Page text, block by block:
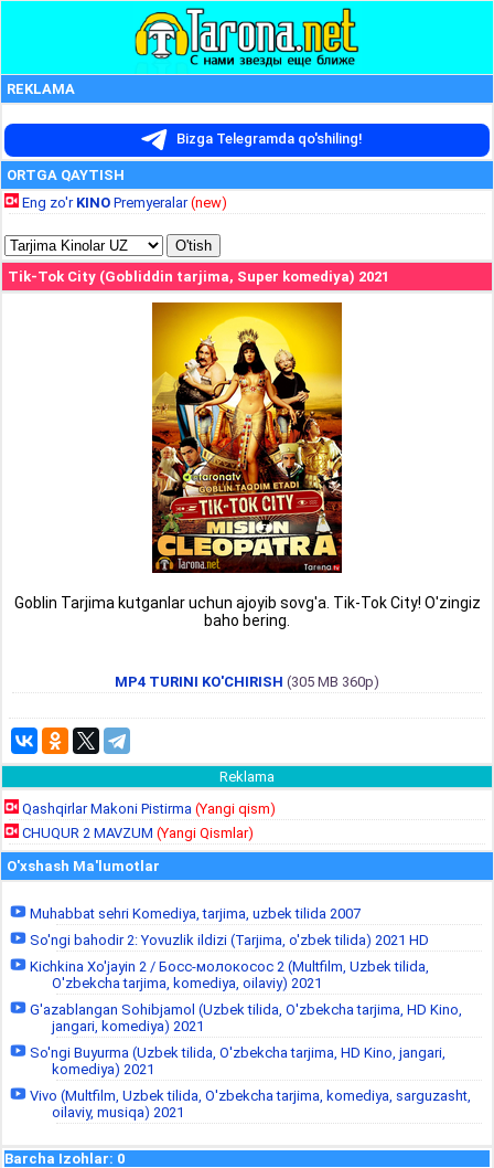
REKLAMA
Bizga Telegramda qo'shiling!
ORTGA QAYTISH
Eng zo'r KINO Premyeralar(new)
Tik-Tok City (Gobliddin tarjima, Super komediya) 2021
Goblin Tarjima kutganlar uchun ajoyib sovg'a. Tik-Tok City! O'zingiz
baho bering.
MP4 TURINI KO'CHIRISH (305 MB 360p)
Reklama
Qashqirlar Makoni Pistirma (Yangi qism)
CHUQUR 2 MAVZUM (Yangi Qismlar)
O'xshash Ma'lumotlar
Muhabbat sehri Komediya, tarjima, uzbek tilida 2007
So'ngi bahodir 2: Yovuzlik ildizi (Tarjima, o'zbek tilida) 2021 HD
Kichkina Xo'jayin 2 / Босс-молокосос 2 (Multfilm, Uzbek tilida,
O'zbekcha tarjima, komediya, oilaviy) 2021
G'azablangan Sohibjamol (Uzbek tilida, O'zbekcha tarjima, HD Kino,
jangari, komediya) 2021
So'ngi Buyurma (Uzbek tilida, O'zbekcha tarjima, HD Kino, jangari,
komediya) 2021
Vivo (Multfilm, Uzbek tilida, O'zbekcha tarjima, komediya, sarguzasht,
oilaviy, musiqa) 2021
Barcha Izohlar: 0